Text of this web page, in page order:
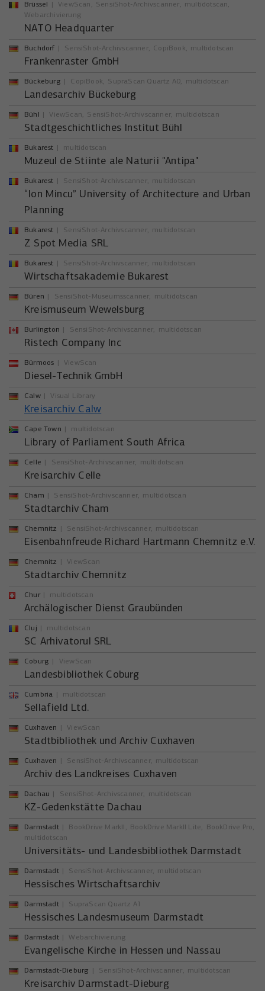
Brüssel ViewScan SensiShot-Archivscanner
multidotscan
Webarchivierung
NATO Headquarter
Buchdorf SensiShot-Archivscanner CopiBook multidotscan
Frankenraster GmbH
Bückeburg CopiBook SupraScan Quartz A0 multidotscan
Landesarchiv Bückeburg
Bühl ViewScan SensiShot-Archivscanner multidotscan
Stadtgeschichtliches Institut Bühl
Bukarest multidotscan
Muzeul de Stiinte ale Naturii "Antipa"
Bukarest SensiShot-Archivscanner multidotscan
“Ion Mincu” University of Architecture and Urban
Planning
Bukarest SensiShot-Archivscanner multidotscan
Z Spot Media SRL
Bukarest SensiShot-Archivscanner multidotscan
Wirtschaftsakademie Bukarest
Büren SensiShot-Museumsscanner multidotscan
Kreismuseum Wewelsburg
Burlington SensiShot-Archivscanner multidotscan
Ristech Company Inc
Bürmoos ViewScan
Diesel-Technik GmbH
Calw Visual Library
Kreisarchiv Calw
Cape Town multidotscan
Library of Parliament South Africa
Celle SensiShot-Archivscanner multidotscan
Kreisarchiv Celle
Cham SensiShot-Archivscanner multidotscan
Stadtarchiv Cham
Chemnitz SensiShot-Archivscanner multidotscan
Eisenbahnfreude Richard Hartmann Chemnitz e.V.
Chemnitz ViewScan
Stadtarchiv Chemnitz
Chur multidotscan
Archälogischer Dienst Graubünden
Cluj multidotscan
SC Arhivatorul SRL
Coburg ViewScan
Landesbibliothek Coburg
Cumbria multidotscan
Sellafield Ltd.
Cuxhaven ViewScan
Stadtbibliothek und Archiv Cuxhaven
Cuxhaven SensiShot-Archivscanner multidotscan
Archiv des Landkreises Cuxhaven
Dachau SensiShot-Archivscanner multidotscan
KZ-Gedenkstätte Dachau
Darmstadt BookDrive MarkII BookDrive MarkII Lite
BookDrive Pro
multidotscan
Universitäts- und Landesbibliothek Darmstadt
Darmstadt SensiShot-Archivscanner multidotscan
Hessisches Wirtschaftsarchiv
Darmstadt SupraScan Quartz A1
Hessisches Landesmuseum Darmstadt
Darmstadt Webarchivierung
Evangelische Kirche in Hessen und Nassau
Darmstadt-Dieburg SensiShot-Archivscanner multidotscan
Kreisarchiv Darmstadt-Dieburg